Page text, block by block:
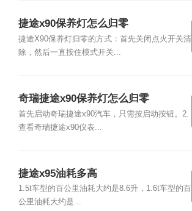
捷途x90保养灯怎么归零
捷途X90保养灯归零的方式：首先关闭点火开关清
除，然后一直按住模式开关...
奇瑞捷途x90保养灯怎么归零
首先启动奇瑞捷途x90汽车，只需按启动按钮。2.
查看奇瑞捷途x90仪表...
捷途x95油耗多高
1.5t车型的百公里油耗大约是8.6升，1.6t车型的百
公里油耗大约是...